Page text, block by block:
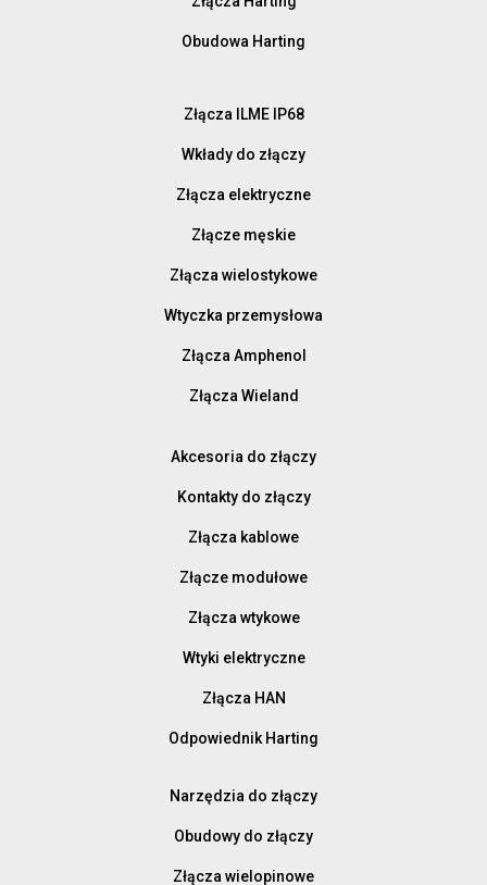
Obudowa Harting
Złącza ILME IP68
Wkłady do złączy
Złącza elektryczne
Złącze męskie
Złącza wielostykowe
Wtyczka przemysłowa
Złącza Amphenol
Złącza Wieland
Akcesoria do złączy
Kontakty do złączy
Złącza kablowe
Złącze modułowe
Złącza wtykowe
Wtyki elektryczne
Złącza HAN
Odpowiednik Harting
Narzędzia do złączy
Obudowy do złączy
Złącza wielopinowe